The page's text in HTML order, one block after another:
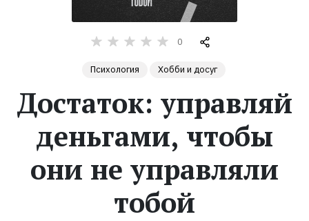
Серии
Экранизации
Коллекции
0
Психология Хобби и досуг
Достаток: управляй
деньгами, чтобы
они не управляли
тобой